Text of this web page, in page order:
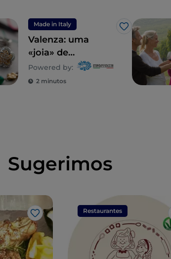
Made in Italy
Gosto
Valenza: uma
«joia» de
Monferrato
Powered by:
2 minutos
Sugerimos
Gosto
Restaurantes